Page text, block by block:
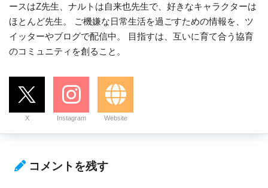
ースはZ先生、ナルトは自来也先生で、好きなキャラクターは
ほとんど先生。 ご機嫌な日常生活を過ごすための情報を、ツ
イッターやブログで配信中。 目指すは、互いに育て合う協育
のコミュニティを創ること。
X Instagram Website
コメントを残す